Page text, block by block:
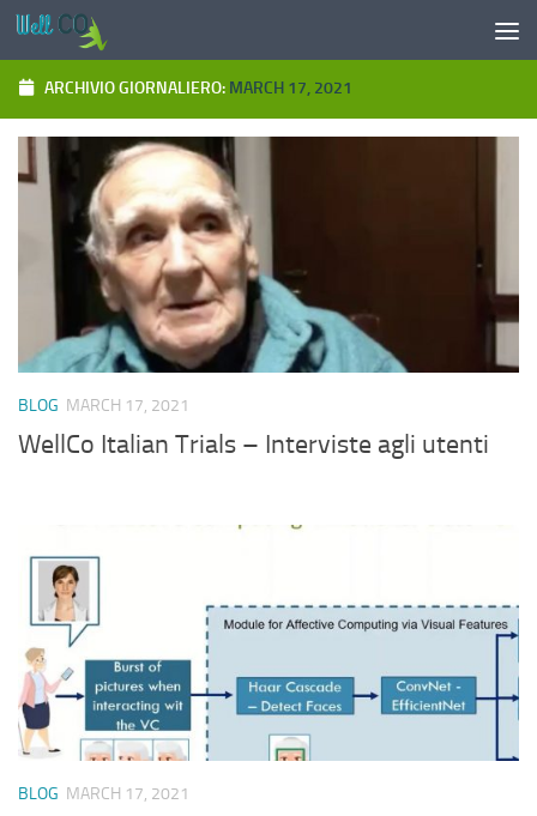
Salta al contenuto
ARCHIVIO GIORNALIERO: MARCH 17, 2021
BLOG MARCH 17, 2021
WellCo Italian Trials – Interviste agli utenti
BLOG MARCH 17, 2021